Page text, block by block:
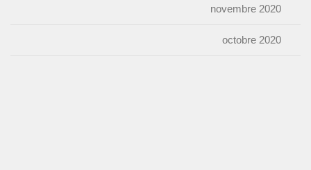
novembre 2020
octobre 2020